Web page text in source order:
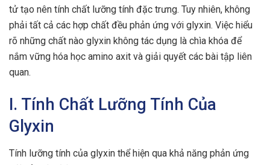
tử tạo nên tính chất lưỡng tính đặc trưng. Tuy nhiên, không
phải tất cả các hợp chất đều phản ứng với glyxin. Việc hiểu
rõ những chất nào glyxin không tác dụng là chìa khóa để
nắm vững hóa học amino axit và giải quyết các bài tập liên
quan.
I. Tính Chất Lưỡng Tính Của
Glyxin
Tính lưỡng tính của glyxin thể hiện qua khả năng phản ứng